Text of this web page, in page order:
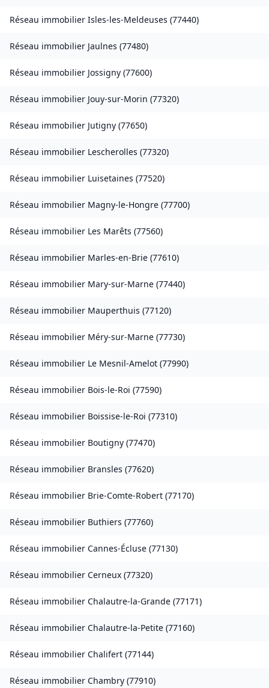
Réseau immobilier Isles-les-Meldeuses (77440)
Réseau immobilier Jaulnes (77480)
Réseau immobilier Jossigny (77600)
Réseau immobilier Jouy-sur-Morin (77320)
Réseau immobilier Jutigny (77650)
Réseau immobilier Lescherolles (77320)
Réseau immobilier Luisetaines (77520)
Réseau immobilier Magny-le-Hongre (77700)
Réseau immobilier Les Marêts (77560)
Réseau immobilier Marles-en-Brie (77610)
Réseau immobilier Mary-sur-Marne (77440)
Réseau immobilier Mauperthuis (77120)
Réseau immobilier Méry-sur-Marne (77730)
Réseau immobilier Le Mesnil-Amelot (77990)
Réseau immobilier Bois-le-Roi (77590)
Réseau immobilier Boissise-le-Roi (77310)
Réseau immobilier Boutigny (77470)
Réseau immobilier Bransles (77620)
Réseau immobilier Brie-Comte-Robert (77170)
Réseau immobilier Buthiers (77760)
Réseau immobilier Cannes-Écluse (77130)
Réseau immobilier Cerneux (77320)
Réseau immobilier Chalautre-la-Grande (77171)
Réseau immobilier Chalautre-la-Petite (77160)
Réseau immobilier Chalifert (77144)
Réseau immobilier Chambry (77910)